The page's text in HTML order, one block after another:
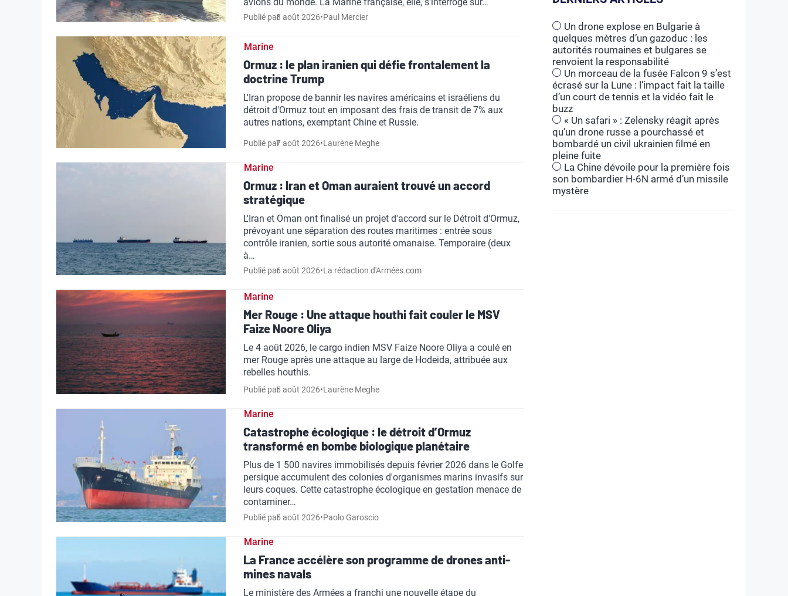
Publié par8 août 2026•Paul Mercier
Marine
Ormuz : le plan iranien qui défie frontalement la
doctrine Trump
L'Iran propose de bannir les navires américains et israéliens du
détroit d'Ormuz tout en imposant des frais de transit de 7% aux
autres nations, exemptant Chine et Russie.
Publié par7 août 2026•Laurène Meghe
Marine
Ormuz : Iran et Oman auraient trouvé un accord
stratégique
L'Iran et Oman ont finalisé un projet d'accord sur le Détroit d'Ormuz,
prévoyant une séparation des routes maritimes : entrée sous
contrôle iranien, sortie sous autorité omanaise. Temporaire (deux
à…
Publié par6 août 2026•La rédaction d'Armées.com
Marine
Mer Rouge : Une attaque houthi fait couler le MSV
Faize Noore Oliya
Le 4 août 2026, le cargo indien MSV Faize Noore Oliya a coulé en
mer Rouge après une attaque au large de Hodeida, attribuée aux
rebelles houthis.
Publié par5 août 2026•Laurène Meghe
Marine
Catastrophe écologique : le détroit d’Ormuz
transformé en bombe biologique planétaire
Plus de 1 500 navires immobilisés depuis février 2026 dans le Golfe
persique accumulent des colonies d'organismes marins invasifs sur
leurs coques. Cette catastrophe écologique en gestation menace de
contaminer…
Publié par5 août 2026•Paolo Garoscio
Marine
La France accélère son programme de drones anti-
mines navals
Le ministère des Armées a franchi une nouvelle étape du
Un drone explose en Bulgarie à
quelques mètres d’un gazoduc : les
autorités roumaines et bulgares se
renvoient la responsabilité
Un morceau de la fusée Falcon 9 s’est
écrasé sur la Lune : l’impact fait la taille
d’un court de tennis et la vidéo fait le
buzz
« Un safari » : Zelensky réagit après
qu’un drone russe a pourchassé et
bombardé un civil ukrainien filmé en
pleine fuite
La Chine dévoile pour la première fois
son bombardier H-6N armé d’un missile
mystère